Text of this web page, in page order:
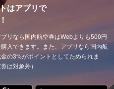
(中国)
(中国)
フランシスコ (アメリカ)
ーヨーク (アメリカ)
ラルンプール (マレーシア)
ーン (オーストリア)
タール)
ラブ首長国)
ール (トルコ)
オーストリア)
ヒ (スイス)
はアプリで
プリなら国内航空券はWebよりも500円
入できます。また、アプリなら国内航
の3%がポイントとしてためられま
は対象外）